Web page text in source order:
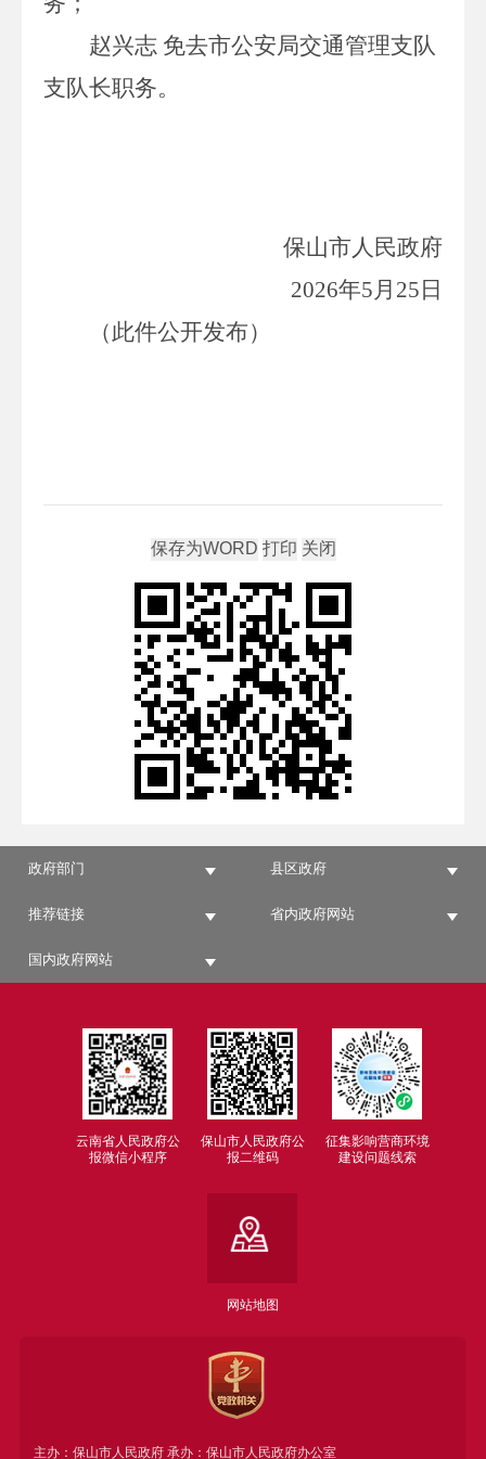
赵兴志 免去市公安局交通管理支队
支队长职务。
保山市人民政府
2026年5月 25 日
（此件公开发布）
政府部门 县区政府
推荐链接 省内政府网站
国内政府网站
云南省人民政府公
报微信小程序
保山市人民政府公
报二维码
征集影响营商环境
建设问题线索
网站地图
主办：保山市人民政府 承办：保山市人民政府办公室